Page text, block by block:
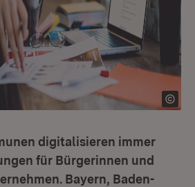
digitalisieren immer
für Bürgerinnen und
Bayern, Baden-